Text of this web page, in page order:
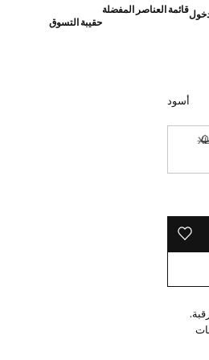
قائمة العناصر المفضلة
حقيبة التسوق
أسود
XL
حفظه في قائمة منتجاتك المفضلة